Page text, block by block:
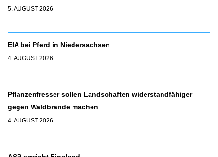
5. AUGUST 2026
EIA bei Pferd in Niedersachsen
4. AUGUST 2026
Pflanzenfresser sollen Landschaften widerstandfähiger
gegen Waldbrände machen
4. AUGUST 2026